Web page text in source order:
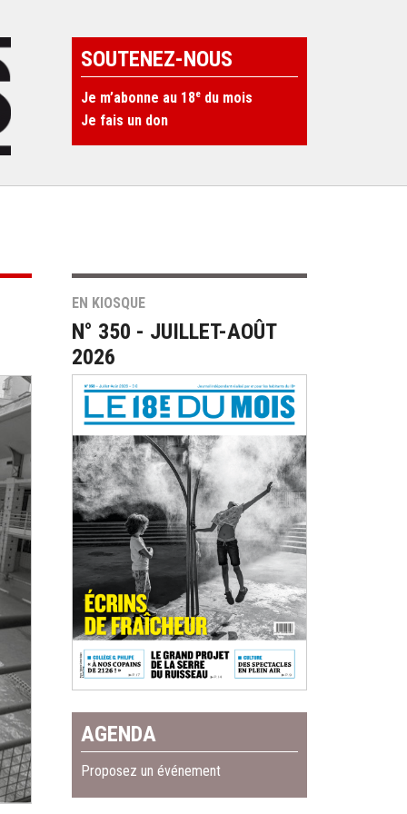
SOUTENEZ-NOUS
Je m’abonne au 18e du mois
Je fais un don
EN KIOSQUE
N° 350 - JUILLET-AOÛT
2026
AGENDA
Proposez un événement